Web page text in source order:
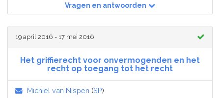
Vragen en antwoorden
19 april 2016 - 17 mei 2016
Het griffierecht voor onvermogenden en het
recht op toegang tot het recht
Michiel van Nispen (SP)